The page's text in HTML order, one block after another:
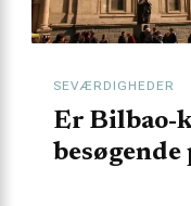
SEVÆRDIGHEDER
Er Bilbao-
besøgende